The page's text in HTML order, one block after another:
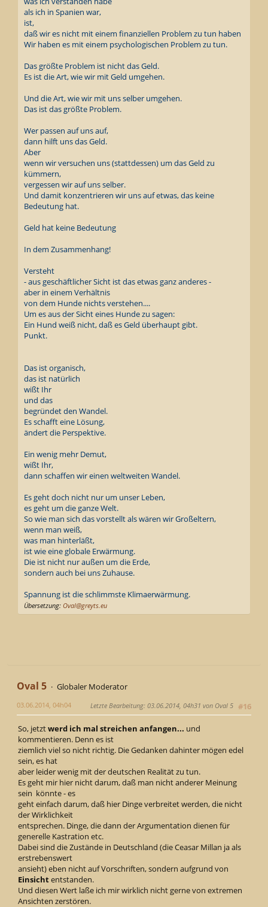
als ich in Spanien war,
ist,
daß wir es nicht mit einem finanziellen Problem zu tun haben
Wir haben es mit einem psychologischen Problem zu tun.
Das größte Problem ist nicht das Geld.
Es ist die Art, wie wir mit Geld umgehen.
Und die Art, wie wir mit uns selber umgehen.
Das ist das größte Problem.
Wer passen auf uns auf,
dann hilft uns das Geld.
Aber
wenn wir versuchen uns (stattdessen) um das Geld zu
kümmern,
vergessen wir auf uns selber.
Und damit konzentrieren wir uns auf etwas, das keine
Bedeutung hat.
Geld hat keine Bedeutung
In dem Zusammenhang!
Versteht
- aus geschäftlicher Sicht ist das etwas ganz anderes -
aber in einem Verhältnis
von dem Hunde nichts verstehen....
Um es aus der Sicht eines Hunde zu sagen:
Ein Hund weiß nicht, daß es Geld überhaupt gibt.
Punkt.
Das ist organisch,
das ist natürlich
wißt Ihr
und das
begründet den Wandel.
Es schafft eine Lösung,
ändert die Perspektive.
Ein wenig mehr Demut,
wißt Ihr,
dann schaffen wir einen weltweiten Wandel.
Es geht doch nicht nur um unser Leben,
es geht um die ganze Welt.
So wie man sich das vorstellt als wären wir Großeltern,
wenn man weiß,
was man hinterläßt,
ist wie eine globale Erwärmung.
Die ist nicht nur außen um die Erde,
sondern auch bei uns Zuhause.
Spannung ist die schlimmste Klimaerwärmung.
Übersetzung: Oval@greyts.eu
Oval 5
Globaler Moderator
#16
03.06.2014, 04h04 Letzte Bearbeitung: 03.06.2014, 04h31 von Oval 5
So, jetztwerd ich mal streichen anfangen... und
kommentieren. Denn es ist
ziemlich viel so nicht richtig. Die Gedanken dahinter mögen edel
sein, es hat
aber leider wenig mit der deutschen Realität zu tun.
Es geht mir hier nicht darum, daß man nicht anderer Meinung
sein könnte - es
geht einfach darum, daß hier Dinge verbreitet werden, die nicht
der Wirklichkeit
entsprechen. Dinge, die dann der Argumentation dienen für
generelle Kastration etc.
Dabei sind die Zustände in Deutschland (die Ceasar Millan ja als
erstrebenswert
ansieht) eben nicht auf Vorschriften, sondern aufgrund von
Einsichtentstanden.
Und diesen Wert laße ich mir wirklich nicht gerne von extremen
Ansichten zerstören.